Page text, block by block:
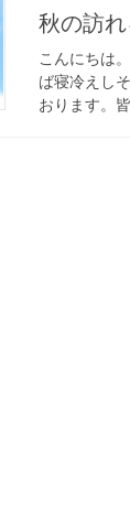
秋の訪
こんにちは
ば寝冷えし
おります。